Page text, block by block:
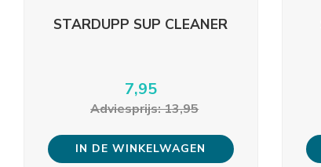
STARDUPP SUP CLEANER
7,95
Adviesprijs: 13,95
IN DE WINKELWAGEN